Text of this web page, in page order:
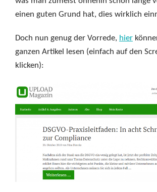
einen guten Grund hat, dies wirklich
Doch nun genug der Vorrede, hier
ganzen Artikel lesen (einfach auf den
klicken):